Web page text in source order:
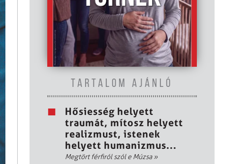
TARTALOM AJÁNLÓ
Hősiesség helyett
traumát, mítosz helyett
realizmust, istenek
helyett humanizmus...
Megtört férfiról szól e Múzsa»